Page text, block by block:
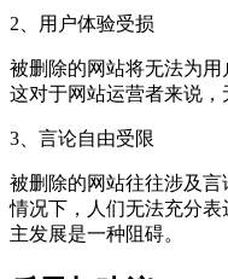
2、用户体验受损
被删除的网站将无法为用
这对于网站运营者来说，
3、言论自由受限
被删除的网站往往涉及
情况下，人们无法充分
主发展是一种阻碍。